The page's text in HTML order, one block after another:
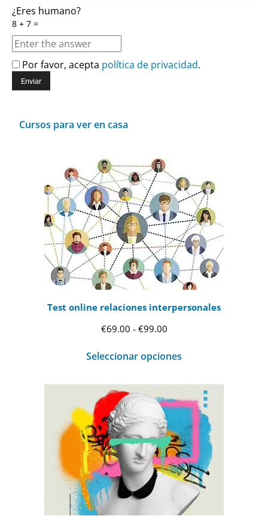
¿Eres humano?
8 + 7 =
Por favor, acepta política de privacidad.
Cursos para ver en casa
Test online relaciones interpersonales
€69.00 - €99.00Rango
precios:
desde
€69.00
hasta
€99.00
Seleccionar opciones